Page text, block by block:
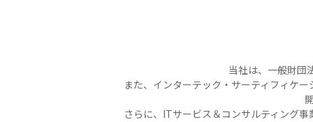
当社は、一般財団
また、インターテック・サーティフィケ
さらに、ITサービス＆コンサルティング